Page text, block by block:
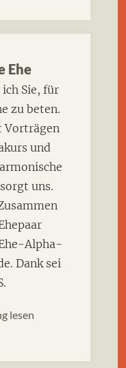
Ehe
Sie, für
zu beten.
Vorträgen
und
uns.
Alpha-
Dank sei
lesen